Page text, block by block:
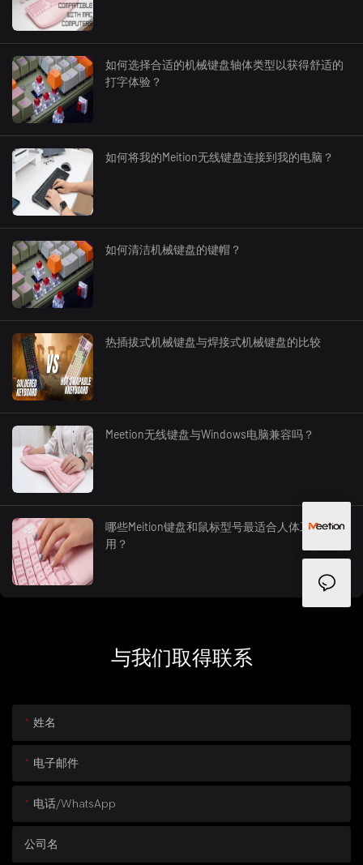
如何选择合适的机械键盘轴体类型以获得舒适的
打字体验？
如何将我的Meition无线键盘连接到我的电脑？
如何清洁机械键盘的键帽？
热插拔式机械键盘与焊接式机械键盘的比较
Meetion无线键盘与Windows电脑兼容吗？
哪些Meition键盘和鼠标型号最适合人体工学使
用？
与我们取得联系
姓名
电子邮件
电话/whatsApp
公司名